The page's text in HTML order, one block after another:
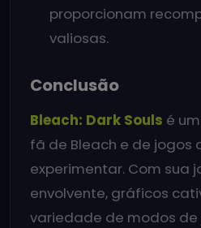
proporcionam
valiosas.
Conclusão
Bleach: Dark Souls é
fã de Bleach e de jogos
experimentar. Com sua
envolvente, gráficos
variedade de modos de